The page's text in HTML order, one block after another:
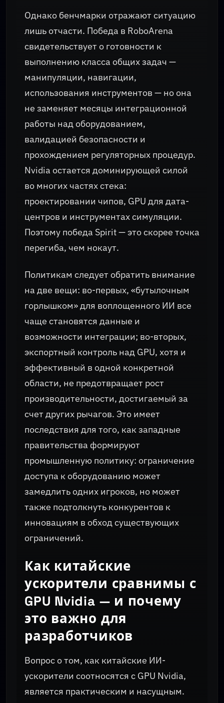
Однако бенчмарки отражают ситуацию
лишь отчасти. Победа в RoboArena
свидетельствует о готовности к
выполнению класса общих задач —
манипуляции, навигации,
использования инструментов — но она
не заменяет месяцы интеграционной
работы над оборудованием,
валидацией безопасности и
прохождением регуляторных процедур.
Nvidia остается доминирующей силой
во многих частях стека:
проектировании чипов, GPU для дата-
центров и инструментах симуляции.
Поэтому победа Spirit — это скорее точка
перегиба, чем нокаут.
Политикам следует обратить внимание
на две вещи: во-первых, «бутылочным
горлышком» для воплощенного ИИ все
чаще становятся данные и
возможности интеграции; во-вторых,
экспортный контроль над GPU, хотя и
эффективный в одной конкретной
области, не предотвращает рост
производительности, достигаемый за
счет других рычагов. Это имеет
последствия для того, как западные
правительства формируют
промышленную политику: ограничение
доступа к оборудованию может
замедлить одних игроков, но может
также подтолкнуть конкурентов к
инновациям в обход существующих
ограничений.
Как китайские
ускорители сравнимы с
GPU Nvidia — и почему
это важно для
разработчиков
Вопрос о том, как китайские ИИ-
ускорители соотносятся с GPU Nvidia,
является практическим и насущным.